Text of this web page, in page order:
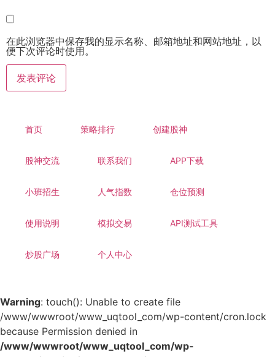
在此浏览器中保存我的显示名称、邮箱地址和网站地址，以
便下次评论时使用。
首页 策略排行 创建股神
股神交流 联系我们 APP下载
小班招生 人气指数 仓位预测
使用说明 模拟交易 API测试工具
炒股广场 个人中心
Warning: touch(): Unable to create file
/www/wwwroot/www_uqtool_com/wp-content/cron.lock
because Permission denied in
/www/wwwroot/www_uqtool_com/wp-